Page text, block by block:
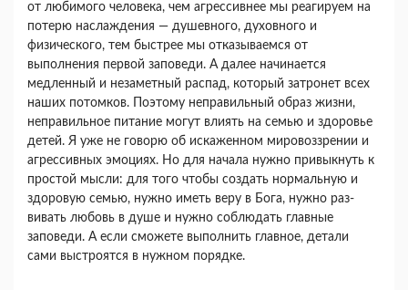
от любимого человека, чем агрессивнее мы реагируем на
потерю наслаждения — душевного, духовного и
физического, тем быстрее мы отказываемся от
выполнения первой заповеди. А далее начинается
медленный и незаметный распад, который затро­нет всех
наших потомков. Поэтому неправильный образ жизни,
неправильное питание могут влиять на семью и здоровье
детей. Я уже не говорю об ис­каженном мировоззрении и
агрессивных эмоциях. Но для начала нужно привыкнуть к
простой мыс­ли: для того чтобы создать нормальную и
здоро­вую семью, нужно иметь веру в Бога, нужно раз­
вивать любовь в душе и нужно соблюдать главные
заповеди. А если сможете выполнить главное, де­тали
сами выстроятся в нужном порядке.